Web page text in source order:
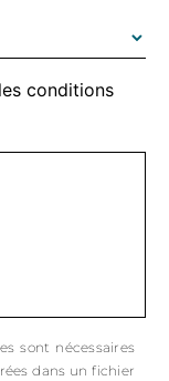
conditions
sont nécessaires
dans un fichier